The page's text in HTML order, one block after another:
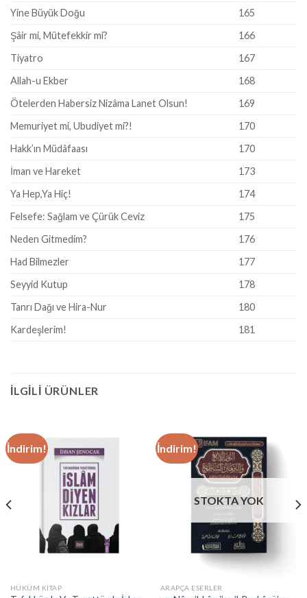
Yine Büyük Doğu
165
Şâir mi, Mütefekkir mi?
166
Tiyatro
167
Allah-u Ekber
168
Ötelerden Habersiz Nizâma Lanet Olsun!
169
Memuriyet mi, Ubudiyet mi?!
170
Hakk’ın Müdâfaası
170
İman ve Hareket
173
Ya Hep,Ya Hiç!
174
Felsefe: Sağlam ve Çürük Ceviz
175
Neden Gitmedim?
176
Had Bilmezler
177
Seyyid Kutup
178
Tanrı Dağı ve Hira-Nur
180
Kardeşlerim!
181
İLGILI ÜRÜNLER
İndirim!
HÜKÜM KITAP
İndirim!
STOKTA YOK
ARAPÇA ESERLER